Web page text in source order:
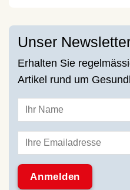
Unser
Erhalten Sie
Artikel rund um